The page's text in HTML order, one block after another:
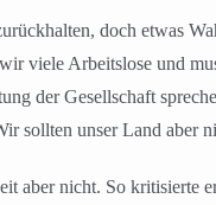
doch etwas
viele Arbeitslose und
der Gesellschaft
sollten unser Land aber
aber nicht. So kritisierte